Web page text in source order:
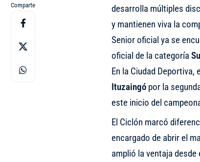
Comparte
desarrolla múltiples
y mantienen viva la
Senior oficial ya se
oficial de la categoría
En la Ciudad
Ituzaingópor la
este inicio del
El Ciclón marcó
encargado de abrir el
amplió la ventaja